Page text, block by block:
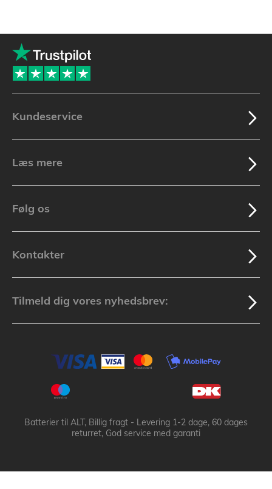
Kundeservice
Læs mere
Følg os
Kontakter
Tilmeld dig vores nyhedsbrev:
Batterier til ALT, Billig fragt - Levering 1-2 dage, 60 dages
returret, God service med garanti